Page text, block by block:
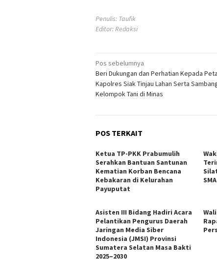
Penulis: Taufik
Editor: Redaksi
Navigasi
pos
Pos sebelumnya
Beri Dukungan dan Perhatian Kepada
Kapolres Siak Tinjau Lahan Serta
Kelompok Tani di Minas
POS TERKAIT
Ketua TP-PKK Prabumulih
Serahkan Bantuan Santunan
Kematian Korban Bencana
Kebakaran di Kelurahan
Payuputat
Asisten III Bidang Hadiri Acara
Pelantikan Pengurus Daerah
Jaringan Media Siber
Indonesia (JMSI) Provinsi
Sumatera Selatan Masa Bakti
2025–2030